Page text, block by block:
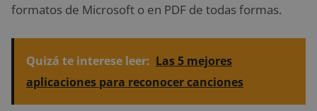
formatos de Microsoft o en PDF de todas formas.
Quizá te interese leer: Las 5 mejores
aplicaciones para reconocer canciones